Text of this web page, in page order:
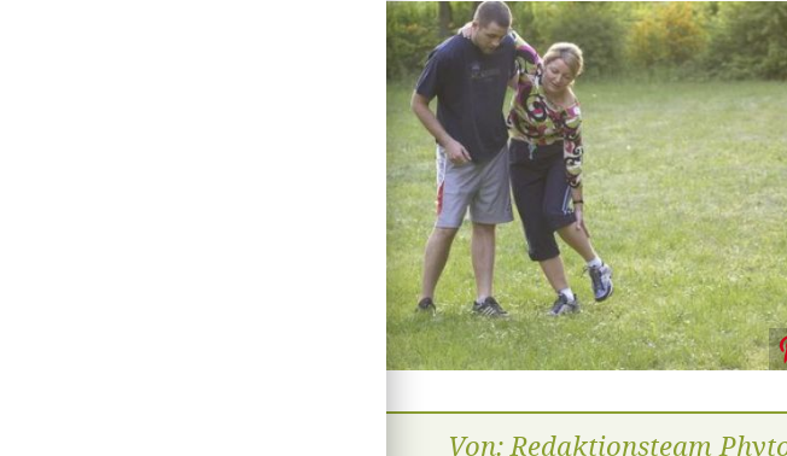
Von: Redaktionsteam